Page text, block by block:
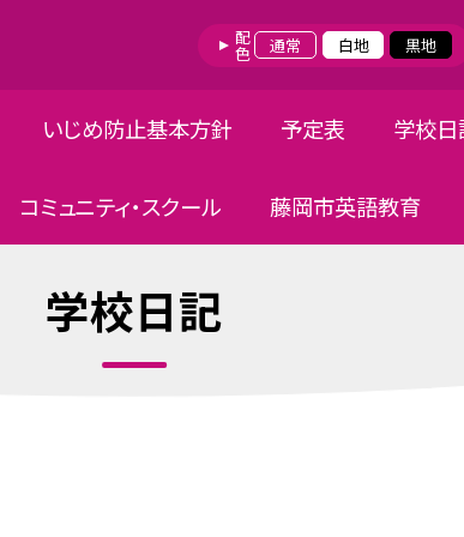
配色 通常 白地 黒地
いじめ防止基本方針 予定表 学校日
コミュニティ・スクール 藤岡市英語教育
学校日記